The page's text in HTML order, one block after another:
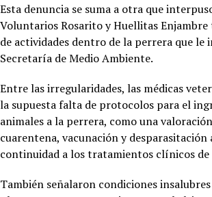
Esta denuncia se suma a otra que
Voluntarios Rosarito y Huellitas Enjambre
de actividades dentro de la perrera que le
Secretaría de Medio Ambiente.
Entre las irregularidades, las médicas
la supuesta falta de protocolos para el
animales a la perrera, como una
cuarentena, vacunación y
continuidad a los tratamientos clínicos de
También señalaron condiciones